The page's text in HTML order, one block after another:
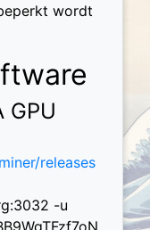
wordt
GPU
releases
-u